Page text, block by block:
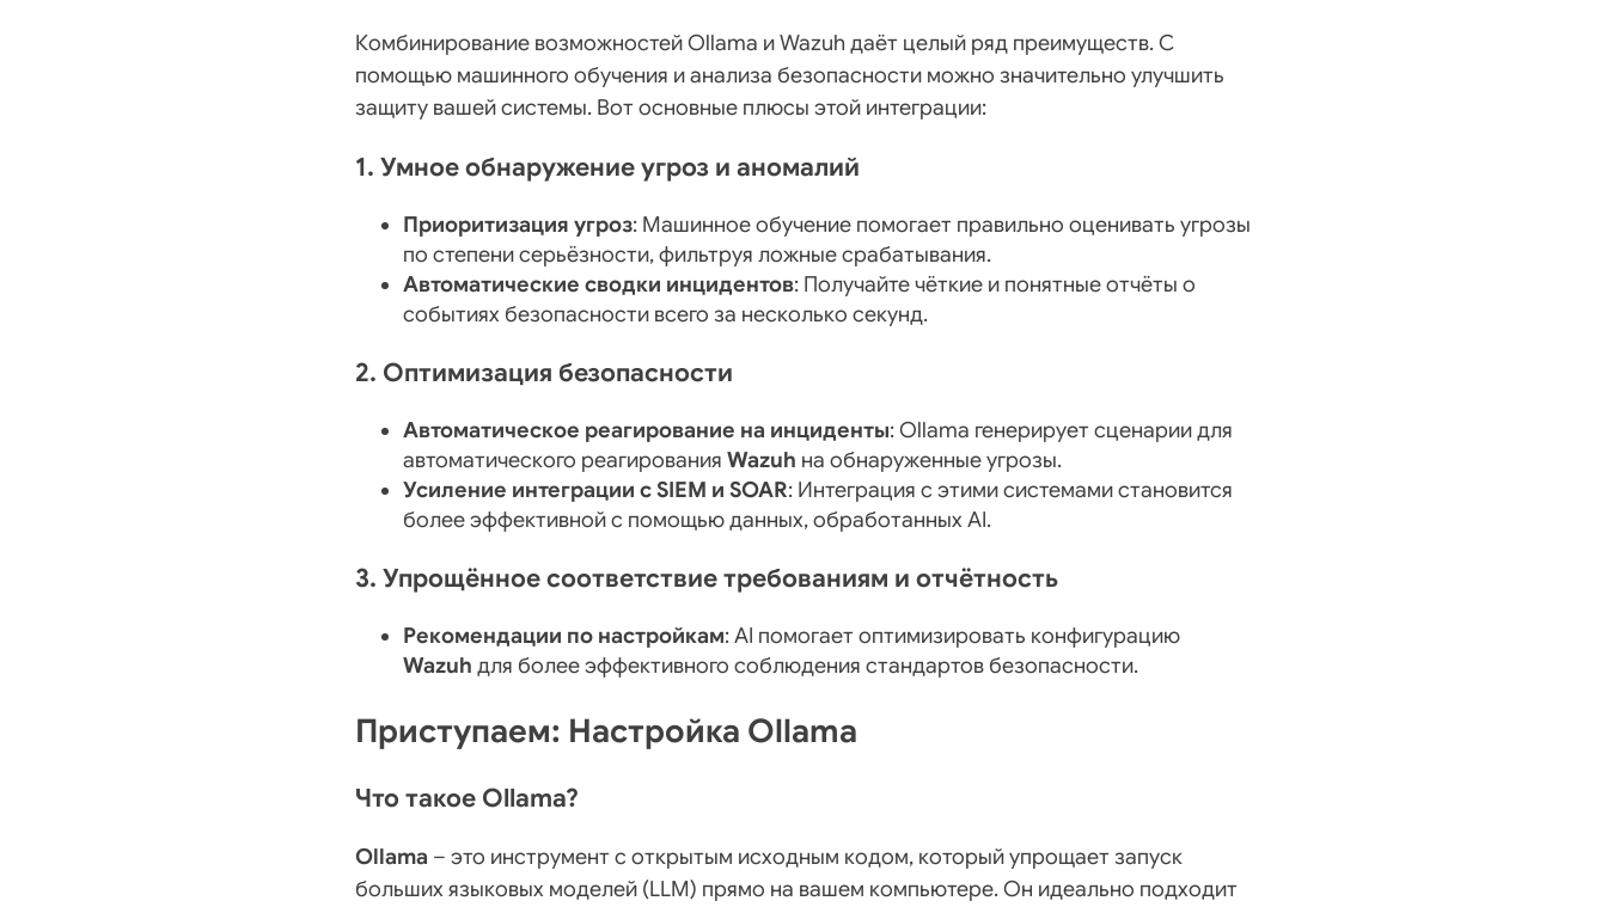
Комбинирование возможностей Ollama и Wazuh даёт целый ряд преимуществ. С
помощью машинного обучения и анализа безопасности можно значительно улучшить
защиту вашей системы. Вот основные плюсы этой интеграции:
1. Умное обнаружение угроз и аномалий
Приоритизация угроз: Машинное обучение помогает правильно оценивать угрозы
по степени серьёзности, фильтруя ложные срабатывания.
Автоматические сводки инцидентов: Получайте чёткие и понятные отчёты о
событиях безопасности всего за несколько секунд.
2. Оптимизация безопасности
Автоматическое реагирование на инциденты: Ollama генерирует сценарии для
автоматического реагирования Wazuh на обнаруженные угрозы.
Усиление интеграции с SIEM и SOAR: Интеграция с этими системами становится
более эффективной с помощью данных, обработанных AI.
3. Упрощённое соответствие требованиям и отчётность
Рекомендации по настройкам: AI помогает оптимизировать конфигурацию
Wazuh для более эффективного соблюдения стандартов безопасности.
Приступаем: Настройка Ollama
Что такое Ollama?
Ollama – это инструмент с открытым исходным кодом, который упрощает запуск
больших языковых моделей (LLM) прямо на вашем компьютере. Он идеально подходит